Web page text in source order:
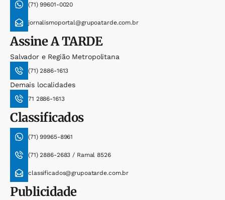
(71) 99601-0020
jornalismoportal@grupoatarde.com.br
AssineA TARDE
Salvador e Região Metropolitana
(71) 2886-1613
Demais localidades
71 2886-1613
Classificados
(71) 99965-8961
(71) 2886-2683 / Ramal 8526
classificados@grupoatarde.com.br
Publicidade